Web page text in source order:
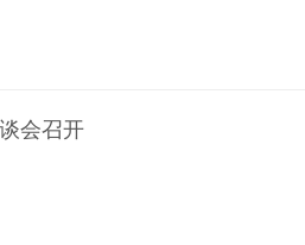
会召开